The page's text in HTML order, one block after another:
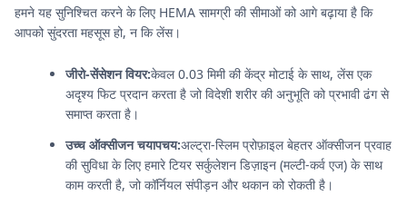
हमने यह सुनिश्चित करने के लिए HEMA सामग्री की सीमाओं को आगे बढ़ाया है कि
आपको सुंदरता महसूस हो, न कि लेंस।
जीरो-सेंसेशन वियर:केवल 0.03 मिमी की केंद्र मोटाई के साथ, लेंस एक
अदृश्य फिट प्रदान करता है जो विदेशी शरीर की अनुभूति को प्रभावी ढंग से
समाप्त करता है।
उच्च ऑक्सीजन चयापचय:अल्ट्रा-स्लिम प्रोफ़ाइल बेहतर ऑक्सीजन प्रवाह
की सुविधा के लिए हमारे टियर सर्कुलेशन डिज़ाइन (मल्टी-कर्व एज) के साथ
काम करती है, जो कॉर्नियल संपीड़न और थकान को रोकती है।